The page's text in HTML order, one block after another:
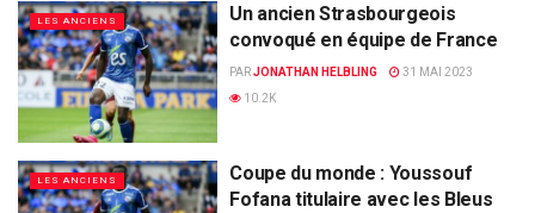
LES ANCIENS
Un ancien Strasbourgeois
convoqué en équipe de France
PARJONATHAN HELBLING
31 MAI 2023
10.2K
LES ANCIENS
Coupe du monde : Youssouf
Fofana titulaire avec les Bleus